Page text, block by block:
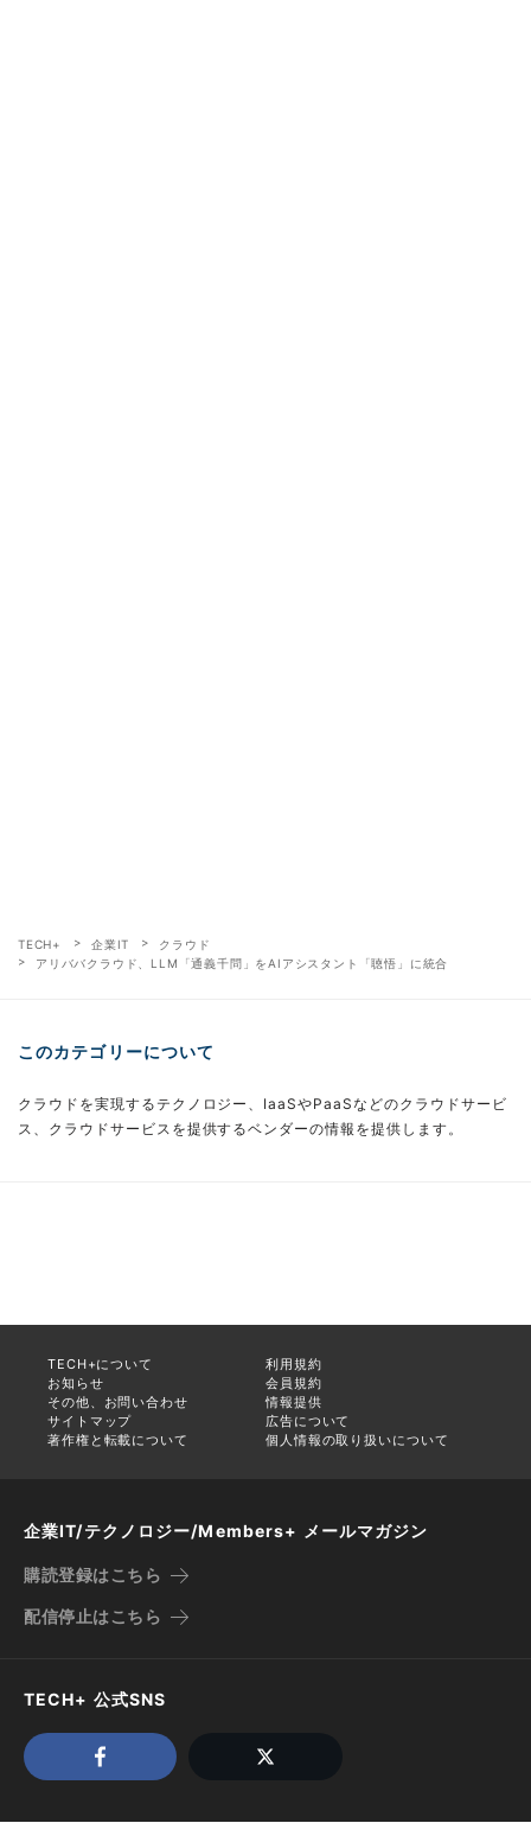
TECH+ 企業IT
クラウド
アリババクラウド、LLM「通義千問」をAIアシスタント「聴悟」に統合
このカテゴリーについて
クラウドを実現するテクノロジー、IaaSやPaaSなどのクラウドサービ
ス、クラウドサービスを提供するベンダーの情報を提供します。
TECH+について
利用規約
お知らせ
会員規約
その他、お問い合わせ
情報提供
サイトマップ
広告について
著作権と転載について
個人情報の取り扱いについて
企業IT/テクノロジー/Members+ メールマガジン
購読登録はこちら
配信停止はこちら
TECH+ 公式SNS